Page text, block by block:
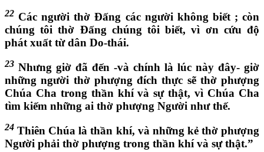
22 Các người thờ Đấng các người không biết ; còn
chúng tôi thờ Đấng chúng tôi biết, vì ơn cứu độ
phát xuất từ dân Do-thái.
23 Nhưng giờ đã đến -và chính là lúc này đây- giờ
những người thờ phượng đích thực sẽ thờ phượng
Chúa Cha trong thần khí và sự thật, vì Chúa Cha
tìm kiếm những ai thờ phượng Người như thế.
24 Thiên Chúa là thần khí, và những kẻ thờ phượng
Người phải thờ phượng trong thần khí và sự thật.”